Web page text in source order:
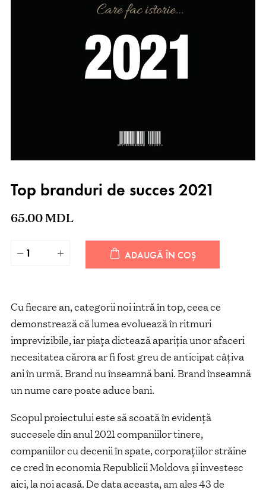
Top branduri de succes 2021
65.00MDL
ADAUGĂ ÎN COȘ
Cu fiecare an, categorii noi intră în top, ceea ce
demonstrează că lumea evoluează în ritmuri
imprevizibile, iar piaţa dictează apariţia unor afaceri
necesitatea cărora ar fi fost greu de anticipat câțiva
ani în urmă. Brand nu înseamnă bani. Brand înseamnă
un nume care poate aduce bani.
Scopul proiectului este să scoată în evidenţă
succesele din anul 2021 companiilor tinere,
companiilor cu decenii în spate, corporațiilor străine
ce cred în economia Republicii Moldova și investesc
aici, la noi acasă. De data aceasta, am ales 43 de